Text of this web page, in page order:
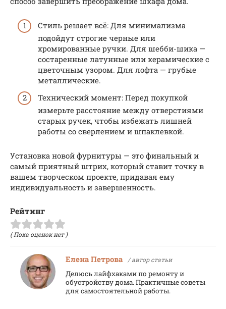
Стиль решает всё: Для минимализма
подойдут строгие черные или
хромированные ручки. Для шебби-шика —
состаренные латунные или керамические с
цветочным узором. Для лофта — грубые
металлические.
Технический момент: Перед покупкой
измерьте расстояние между отверстиями
старых ручек, чтобы избежать лишней
работы со сверлением и шпаклевкой.
Установка новой фурнитуры — это финальный и
самый приятный штрих, который ставит точку в
вашем творческом проекте, придавая ему
индивидуальность и завершенность.
Рейтинг
( Пока оценок нет )
Елена Петрова / автор статьи
Делюсь лайфхаками по ремонту и
обустройству дома. Практичные советы
для самостоятельной работы.